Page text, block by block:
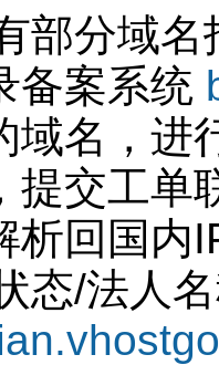
部分域
备案系统
域名，进
提交工单
析回国内
态/法人